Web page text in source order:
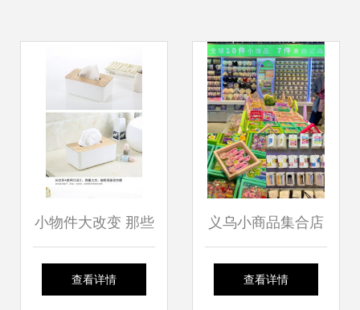
小物件大改变 那些
让家中时光更美好
查看详情
义乌小商品集合店
空降滨江道！日用
查看详情